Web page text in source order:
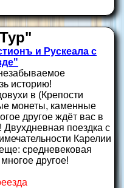
и Рускеала с
историю!
в (Крепости
монеты, каменные
другое ждёт вас в
Двухдневная поездка с
Карелии
средневековая
другое!